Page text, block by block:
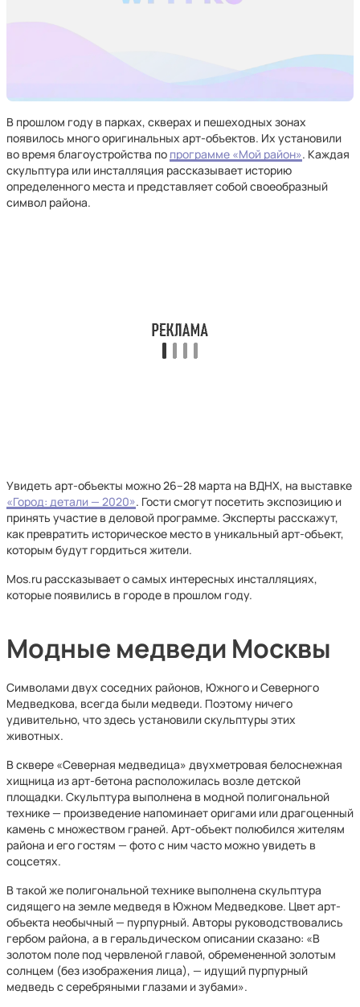
В прошлом году в парках, скверах и пешеходных зонах
появилось много оригинальных арт-объектов. Их установили
во время благоустройства по программе «Мой район». Каждая
скульптура или инсталляция рассказывает историю
определенного места и представляет собой своеобразный
символ района.
Увидеть арт-объекты можно 26–28 марта на ВДНХ, на выставке
«Город: детали — 2020». Гости смогут посетить экспозицию и
принять участие в деловой программе. Эксперты расскажут,
как превратить историческое место в уникальный арт-объект,
которым будут гордиться жители.
Mos.ru рассказывает о самых интересных инсталляциях,
которые появились в городе в прошлом году.
Модные медведи Москвы
Символами двух соседних районов, Южного и Северного
Медведкова, всегда были медведи. Поэтому ничего
удивительно, что здесь установили скульптуры этих
животных.
В сквере «Северная медведица» двухметровая белоснежная
хищница из арт-бетона расположилась возле детской
площадки. Скульптура выполнена в модной полигональной
технике — произведение напоминает оригами или драгоценный
камень с множеством граней. Арт-объект полюбился жителям
района и его гостям — фото с ним часто можно увидеть в
соцсетях.
В такой же полигональной технике выполнена скульптура
сидящего на земле медведя в Южном Медведкове. Цвет арт-
объекта необычный — пурпурный. Авторы руководствовались
гербом района, а в геральдическом описании сказано: «В
золотом поле под червленой главой, обремененной золотым
солнцем (без изображения лица), — идущий пурпурный
медведь с серебряными глазами и зубами».